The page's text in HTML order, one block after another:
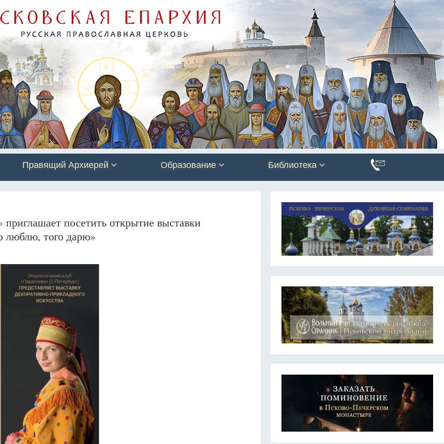
Правящий Архиерей Образование Библиотека
посетить открытие выставки
люблю, того дарю»